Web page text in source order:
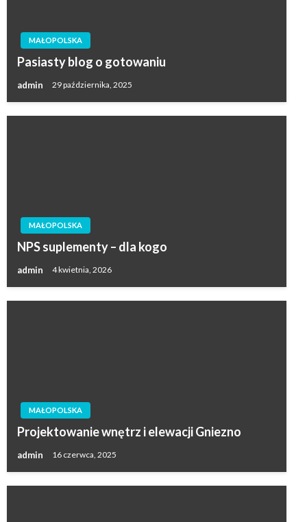
MAŁOPOLSKA
Pasiasty blog o gotowaniu
admin 29 października, 2025
MAŁOPOLSKA
NPS suplementy – dla kogo
admin 4 kwietnia, 2026
MAŁOPOLSKA
Projektowanie wnętrz i elewacji Gniezno
admin 16 czerwca, 2025